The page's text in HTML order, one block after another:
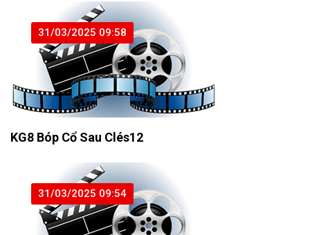
31/03/2025 09:58
KG8 Bóp Cổ Sau Clés12
31/03/2025 09:54